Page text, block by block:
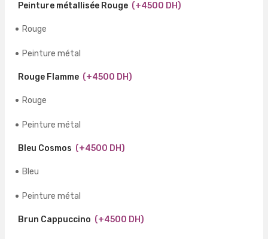
Peinture métallisée Rouge (+4500 DH)
Rouge
Peinture métal
Rouge Flamme (+4500 DH)
Rouge
Peinture métal
Bleu Cosmos (+4500 DH)
Bleu
Peinture métal
Brun Cappuccino (+4500 DH)